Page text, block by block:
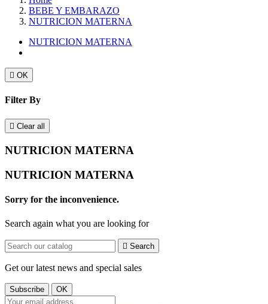
BEBE Y EMBARAZO
NUTRICION MATERNA
NUTRICION MATERNA
 OK
Filter By
 Clear all
NUTRICION MATERNA
NUTRICION MATERNA
Sorry for the inconvenience.
Search again what you are looking for
 Search
Get our latest news and special sales